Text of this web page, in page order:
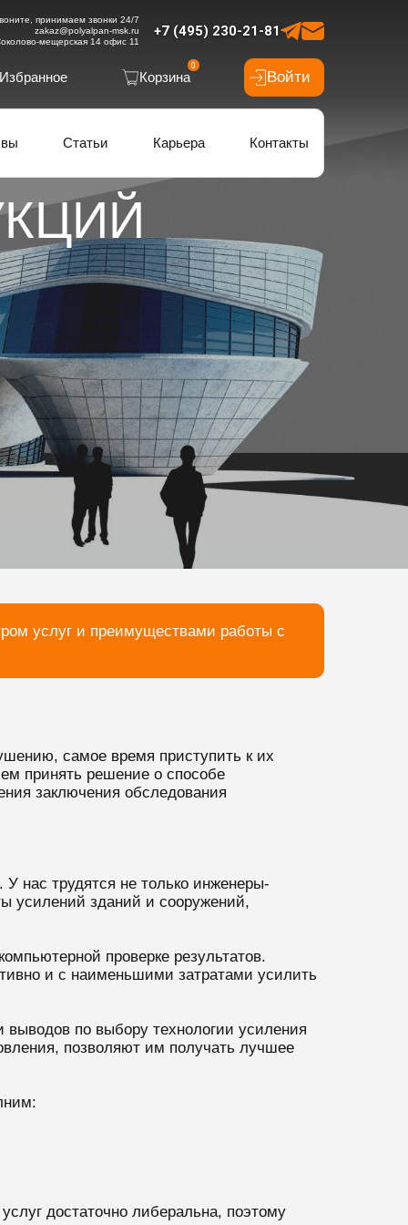
+7 (495) 230-21-81
принимаем звонки 24/7
zakaz@polyalpan-msk.ru
мещерская 14 офис 11
Избранное Корзина
0
Войти
Статьи Карьера Контакты
услуг и преимуществами работы с
самое время приступить к их
принять решение о способе
заключения обследования
нас трудятся не только инженеры-
усилений зданий и сооружений,
проверке результатов.
и с наименьшими затратами усилить
по выбору технологии усиления
позволяют им получать лучшее
достаточно либеральна, поэтому